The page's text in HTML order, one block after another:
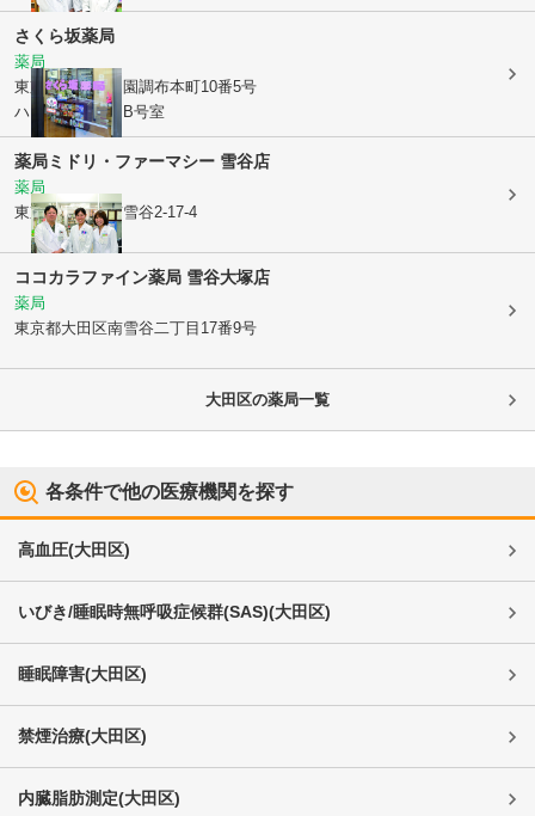
さくら坂薬局
薬局
東京都大田区田園調布本町10番5号
ハウスアゼリアB号室
薬局ミドリ・ファーマシー 雪谷店
薬局
東京都大田区南雪谷2-17-4
ココカラファイン薬局 雪谷大塚店
薬局
東京都大田区南雪谷二丁目17番9号
大田区の薬局一覧
各条件で他の医療機関を探す
高血圧(大田区)
いびき/睡眠時無呼吸症候群(SAS)(大田区)
睡眠障害(大田区)
禁煙治療(大田区)
内臓脂肪測定(大田区)